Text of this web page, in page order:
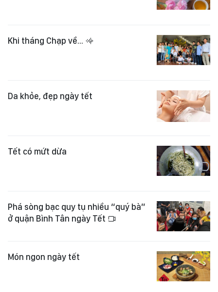
Khi tháng Chạp về...
Da khỏe, đẹp ngày tết
Tết có mứt dừa
Phá sòng bạc quy tụ nhiều “quý bà”
ở quận Bình Tân ngày Tết
Món ngon ngày tết